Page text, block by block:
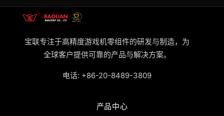
宝联专注于高精度游戏机零组件的研发与制造，为
全球客户提供可靠的产品与解决方案。
电话: +86-20-8489-3809
产品中心